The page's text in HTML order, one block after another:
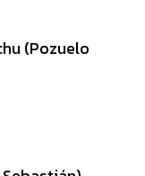
(Pozuelo